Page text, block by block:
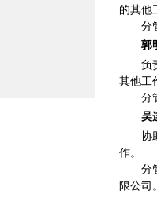
的其他
分
郭
负
其他工
分
吴
协
作。
分
限公司。